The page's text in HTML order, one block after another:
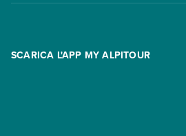
Contatti
Assicurazioni
FAQ
Condizioni generali di contratto
SCARICA L'APP MY ALPITOUR